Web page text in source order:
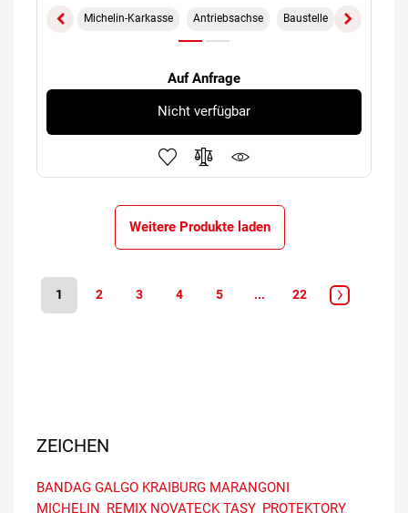
Michelin-Karkasse Antriebsachse Baustelle M+S
Auf Anfrage
Nicht verfügbar
Weitere Produkte laden
1 2 3 4 5 ... 22
ZEICHEN
BANDAG GALGO KRAIBURG MARANGONI
MICHELIN_REMIX NOVATECK TASY_PROTEKTORY